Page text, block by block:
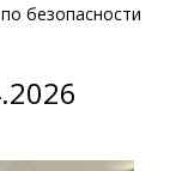
безопасности